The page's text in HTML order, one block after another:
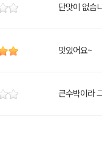
단맛이 없습
맛있어요~
큰수박이라